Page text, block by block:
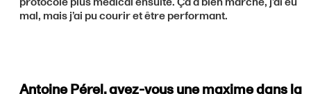
mal, mais j’ai pu courir et être performant.
Antoine Pérel, avez-vous une maxime dans la